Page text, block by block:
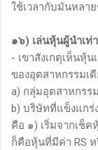
ใช้เวลากับมันหลา
๑๖) เล่นหุ้นผู้นำเท่
- เขาสังเกตุเห็นหุ้
ของอุตสาหกรรมเ
a) กลุ่มอุตสาหกรร
b) บริษัทที่แข็งแก
คือ ๑) เริ่มจากเช็
ก็คือหุ้นที่มีค่า RS ห